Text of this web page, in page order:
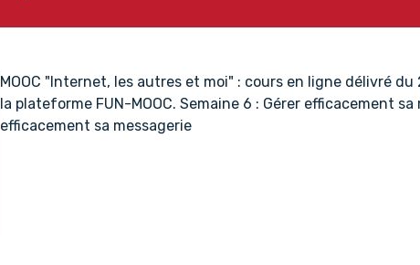
MOOC "Internet, les autres et moi" : cours en ligne délivré
la plateforme FUN-MOOC. Semaine 6 : Gérer efficacement sa
efficacement sa messagerie